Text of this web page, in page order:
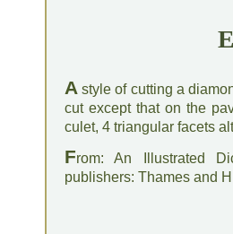
A style of cutting a
cut except that on the
culet, 4 triangular facets
From: An Illustrated
publishers: Thames and